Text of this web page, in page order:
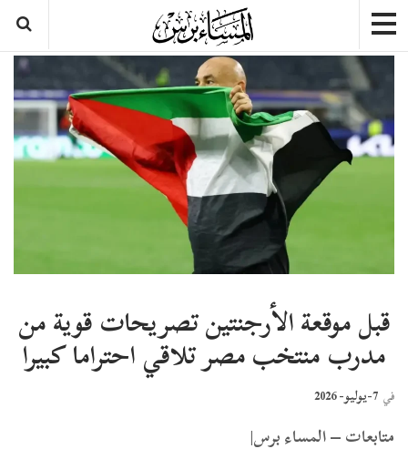
قبل موقعة الأرجنتين تصريحات قوية من
مدرب منتخب مصر تلاقي احتراما كبيرا
في 7-يوليو- 2026
متابعات – المساء برس|